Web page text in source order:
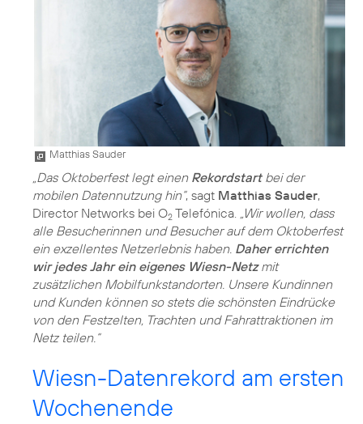
Matthias Sauder
„Das Oktoberfest legt einen Rekordstartbei der
mobilen Datennutzung hin“, sagt Matthias Sauder,
Director Networks bei O2 Telefónica. „Wir wollen, dass
alle Besucherinnen und Besucher auf dem Oktoberfest
ein exzellentes Netzerlebnis haben. Daher errichten
wir jedes Jahr ein eigenes Wiesn-Netzmit
zusätzlichen Mobilfunkstandorten. Unsere Kundinnen
und Kunden können so stets die schönsten Eindrücke
von den Festzelten, Trachten und Fahrattraktionen im
Netz teilen.“
Wiesn-Datenrekord am ersten
Wochenende